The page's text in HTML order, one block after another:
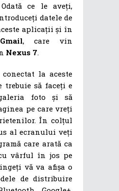
ce le aveți,
datele de
aplicații și în
Gmail, care vin
Nexus 7.
la aceste
trebuie să faceți e
foto și să
pe care vreți
În colțul
al ecranului veți
care arată ca
vârful în jos pe
vă va afișa o
de distribuire